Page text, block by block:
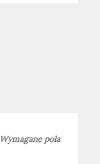
Wymagane pola